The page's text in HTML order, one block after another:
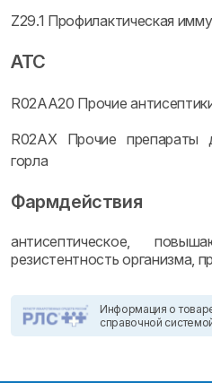
Z29.1 Профилактическая
ATC
R02AA20 Прочие
R02AX Прочие препараты
горла
Фармдействия
антисептическое,
резистентность организма,
Информация о
справочной